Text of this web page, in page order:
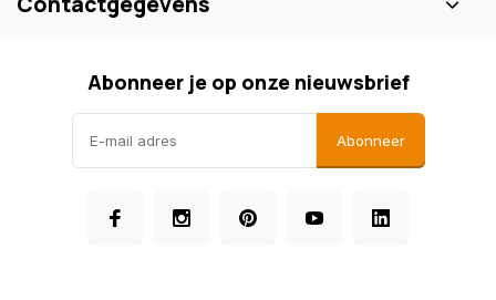
Abonneer je op onze nieuwsbrief
Abonneer